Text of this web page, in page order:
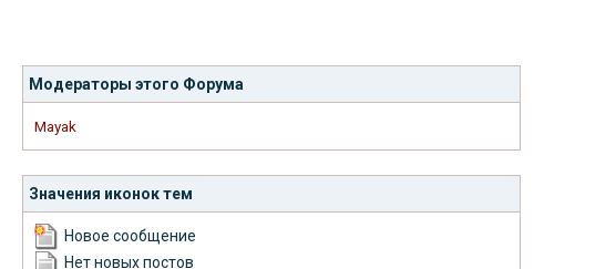
Модераторы этого Форума
Mayak
Значения иконок тем
Новое сообщение
Нет новых постов